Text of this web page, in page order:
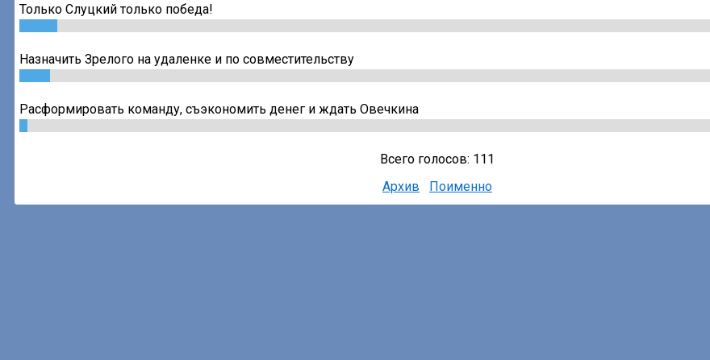
Только Слуцкий только победа!
Назначить Зрелого на удаленке и по совместительству
Расформировать команду, съэкономить денег и ждать Овечкина
Всего голосов: 111
Архив
Поименно